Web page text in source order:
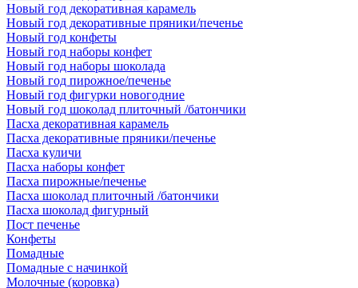
Новый год декоративная карамель
Новый год декоративные пряники/печенье
Новый год конфеты
Новый год наборы конфет
Новый год наборы шоколада
Новый год пирожное/печенье
Новый год фигурки новогодние
Новый год шоколад плиточный /батончики
Пасха декоративная карамель
Пасха декоративные пряники/печенье
Пасха куличи
Пасха наборы конфет
Пасха пирожные/печенье
Пасха шоколад плиточный /батончики
Пасха шоколад фигурный
Пост печенье
Конфеты
Помадные
Помадные с начинкой
Молочные (коровка)